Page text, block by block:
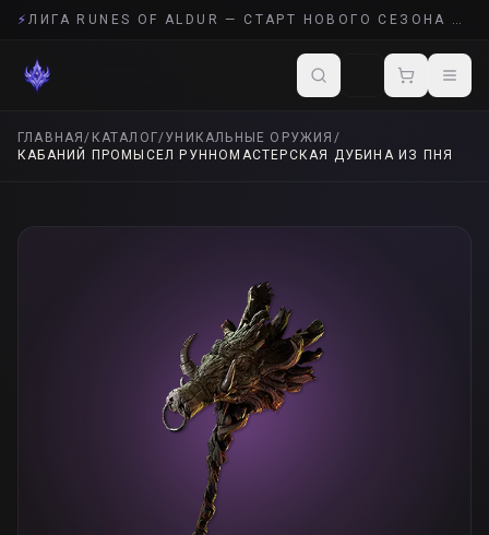
⚡ ЛИГА RUNES OF ALDUR — СТАРТ НОВОГО СЕЗОНА POE 2
ГЛАВНАЯ/ КАТАЛОГ/УНИКАЛЬНЫЕ ОРУЖИЯ /
КАБАНИЙ ПРОМЫСЕЛ РУННОМАСТЕРСКАЯ ДУБИНА ИЗ ПНЯ